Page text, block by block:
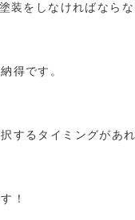
装をしなければなら
得です。
するタイミングがあ
！